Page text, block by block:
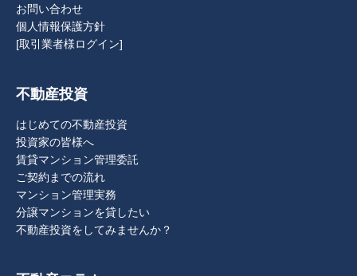
お問い合わせ
個人情報保護方針
[取引業者様ログイン]
不動産投資
はじめての不動産投資
投資家の皆様へ
賃貸マンション管理委託
ご契約までの流れ
マンション管理実務
分譲マンションを貸したい
不動産投資をしてみませんか？